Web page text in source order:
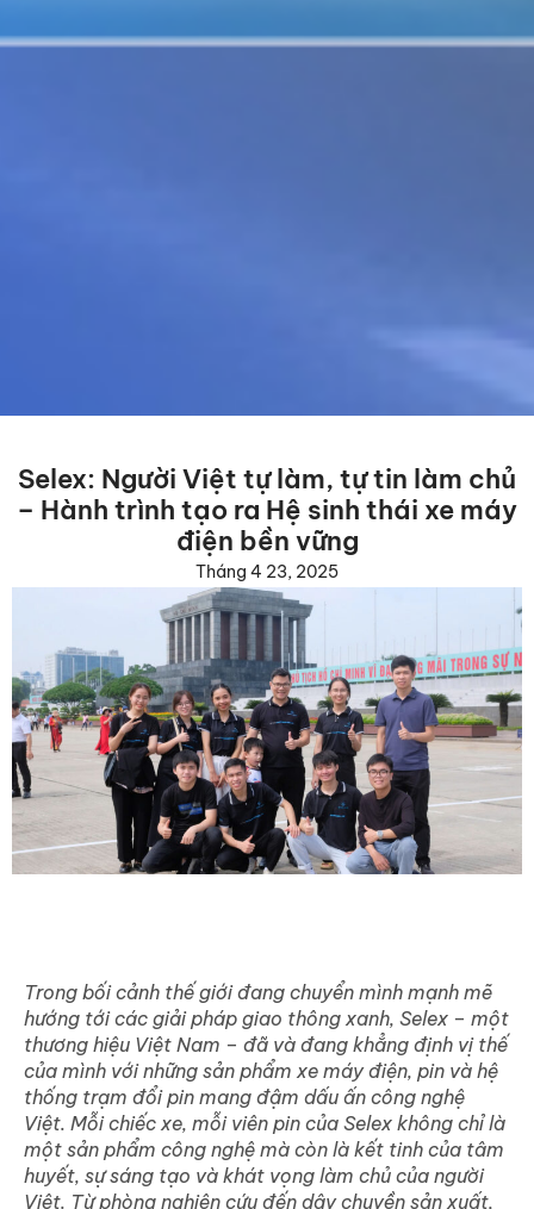
Selex: Người Việt tự làm, tự tin làm chủ
– Hành trình tạo ra Hệ sinh thái xe máy
điện bền vững
Tháng 4 23, 2025
Trong bối cảnh thế giới đang chuyển mình mạnh mẽ
hướng tới các giải pháp giao thông xanh, Selex – một
thương hiệu Việt Nam – đã và đang khẳng định vị thế
của mình với những sản phẩm xe máy điện, pin và hệ
thống trạm đổi pin mang đậm dấu ấn công nghệ
Việt. Mỗi chiếc xe, mỗi viên pin của Selex không chỉ là
một sản phẩm công nghệ mà còn là kết tinh của tâm
huyết, sự sáng tạo và khát vọng làm chủ của người
Việt. Từ phòng nghiên cứu đến dây chuyền sản xuất,